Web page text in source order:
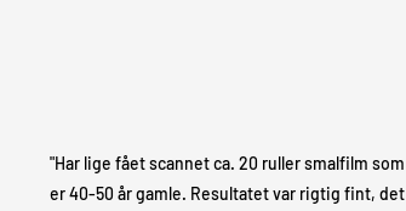
"Har lige fået scannet ca. 20 ruller smalfilm som
er 40-50 år gamle. Resultatet var rigtig fint, det